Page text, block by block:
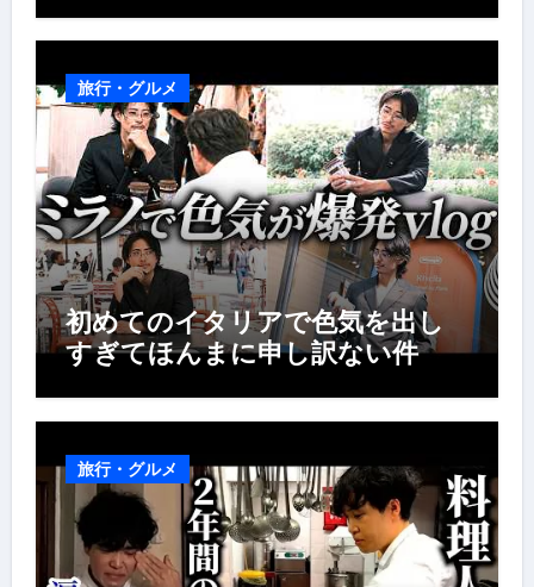
旅行・グルメ
初めてのイタリアで色気を出し
すぎてほんまに申し訳ない件
旅行・グルメ